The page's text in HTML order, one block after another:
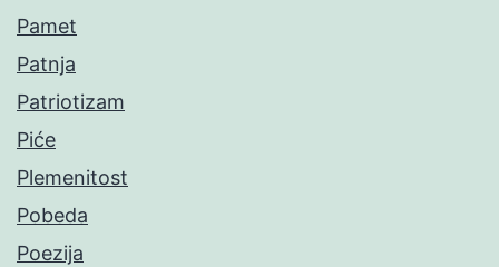
Pamet
Patnja
Patriotizam
Piće
Plemenitost
Pobeda
Poezija